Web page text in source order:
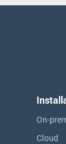
On-
Cloud